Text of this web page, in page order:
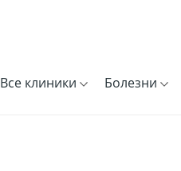
Все клиники Болезни